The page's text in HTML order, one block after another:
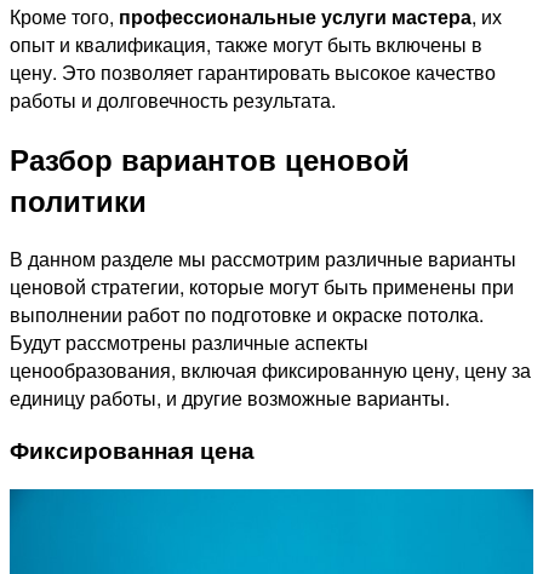
Кроме того, профессиональные услуги мастера, их
опыт и квалификация, также могут быть включены в
цену. Это позволяет гарантировать высокое качество
работы и долговечность результата.
Разбор вариантов ценовой
политики
В данном разделе мы рассмотрим различные варианты
ценовой стратегии, которые могут быть применены при
выполнении работ по подготовке и окраске потолка.
Будут рассмотрены различные аспекты
ценообразования, включая фиксированную цену, цену за
единицу работы, и другие возможные варианты.
Фиксированная цена